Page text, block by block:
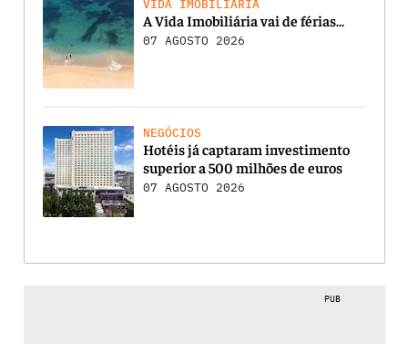
VIDA IMOBILIÁRIA
A Vida Imobiliária vai de férias…
07 AGOSTO 2026
NEGÓCIOS
Hotéis já captaram investimento
superior a 500 milhões de euros
07 AGOSTO 2026
PUB